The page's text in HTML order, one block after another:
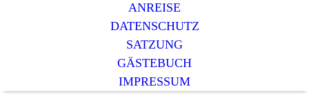
ANREISE
DATENSCHUTZ
SATZUNG
GÄSTEBUCH
IMPRESSUM